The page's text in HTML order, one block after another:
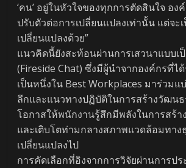
‘คน’ อยู่ในหัวใจของทุกการตัดสินใจ อง
ปรับตัวต่อการเปลี่ยนแปลงเท่านั้น แต่จะ
เปลี่ยนแปลงด้วย”
แนวคิดนี้ยังสะท้อนผ่านการเสวนาแบบเ
(Fireside Chat) ซึ่งมีผู้นำจากองค์กรที่ไ
เป็นหนึ่งใน Best Workplaces มาร่วมแ
ลึกและแนวทางปฏิบัติในการสร้างวัฒน
โอกาสให้พนักงานรู้สึกมีพลังในการสร้า
และเติบโตท่ามกลางสภาพแวดล้อมทาง
เปลี่ยนแปลงไป
การคัดเลือกที่อิงจากการวิจัยผ่านการปร